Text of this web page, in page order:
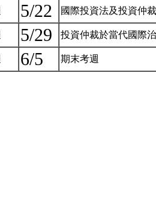
5/22 國際投資法及投資仲
5/29 投資仲裁於當代國際
6/5 期末考週